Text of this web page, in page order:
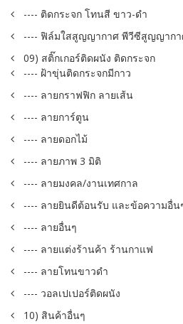
---- ติดกระจก โทนสี ขาว-ดำ
---- ฟิล์มใสสูญญากาศ พีวีซีสูญญากา
09) สติ๊กเกอร์ติดผนัง ติดกระจก
---- ฝ้าขุ่นติดกระจกมีกาว
---- ลายกราฟฟิก ลายเส้น
---- ลายการ์ตูน
---- ลายดอกไม้
---- ลายภาพ 3 มิติ
---- ลายมงคล/งานเทศกาล
---- ลายยินดีต้อนรับ และข้อความอื่น
---- ลายอื่นๆ
---- ลายแต่งร้านค้า ร้านกาแฟ
---- ลายโทนขาวดำ
---- วอลเปเปอร์ติดผนัง
10) สินค้าอื่นๆ